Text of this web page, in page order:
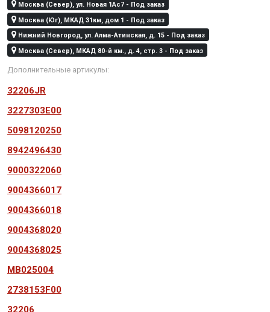
Москва (Север), ул. Новая 1Ас7 - Под заказ
Москва (Юг), МКАД 31км, дом 1 - Под заказ
Нижний Новгород, ул. Алма-Атинская, д. 15 - Под заказ
Москва (Север), МКАД 80-й км., д. 4, стр. 3 - Под заказ
Дополнительные артикулы:
32206JR
3227303E00
5098120250
8942496430
9000322060
9004366017
9004366018
9004368020
9004368025
MB025004
2738153F00
32206